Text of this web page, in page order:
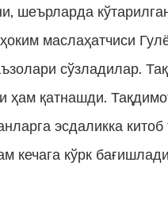
шеърларда
маслаҳатчиси
сўзладилар.
ҳам қатнашди.
эсдаликка
кечага кўрк